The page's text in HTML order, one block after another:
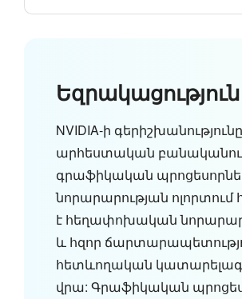
Եզրակացություն
NVIDIA-ի գերիշխանությունը
արհեստական
գրաֆիկական
նորարարության ոլորտում
է հեղափոխական
և հզոր
հետևողական
վրա: Գրաֆիկական